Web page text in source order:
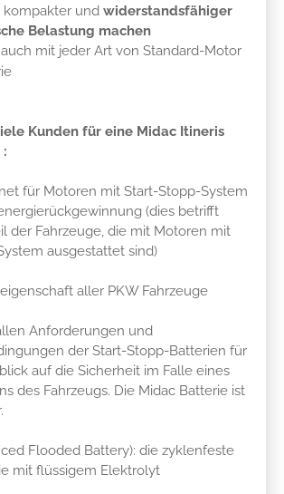
kompakter und widerstandsfähiger
Belastung machen
auch mit jeder Art von Standard-Motor
Kunden für eine Midac Itineris
für Motoren mit Start-Stopp-System
(dies betrifft
der Fahrzeuge, die mit Motoren mit
ausgestattet sind)
aller PKW Fahrzeuge
Anforderungen und
der Start-Stopp-Batterien für
auf die Sicherheit im Falle eines
des Fahrzeugs. Die Midac Batterie ist
Flooded Battery): die zyklenfeste
mit flüssigem Elektrolyt